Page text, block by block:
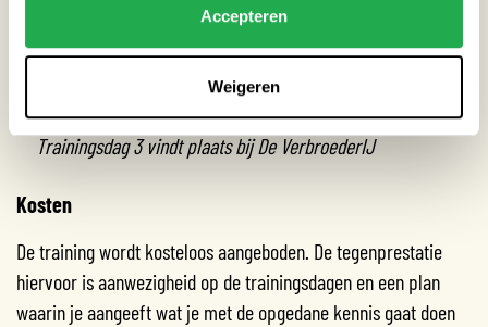
Accepteren
Weigeren
Trainingsdag 2: woensdag 9 oktober 18.30 tot 21.00 uur
Trainingsdag 3: zaterdag 19 oktober 9.30 tot 16.00 uur
Trainingsdag 1 en 2 vinden plaats in het Hugo de Vries
Gebouw
Trainingsdag 3 vindt plaats bij De VerbroederIJ
Kosten
De training wordt kosteloos aangeboden. De tegenprestatie
hiervoor is aanwezigheid op de trainingsdagen en een plan
waarin je aangeeft wat je met de opgedane kennis gaat doen